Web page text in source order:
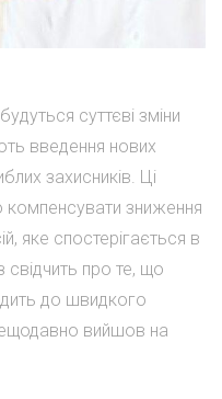
суттєві зміни
введення нових
захисників. Ці
компенсувати зниження
яке спостерігається в
свідчить про те, що
до швидкого
вийшов на